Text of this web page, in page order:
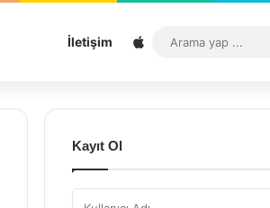
İletişim Sitemap
Kayıt Ol